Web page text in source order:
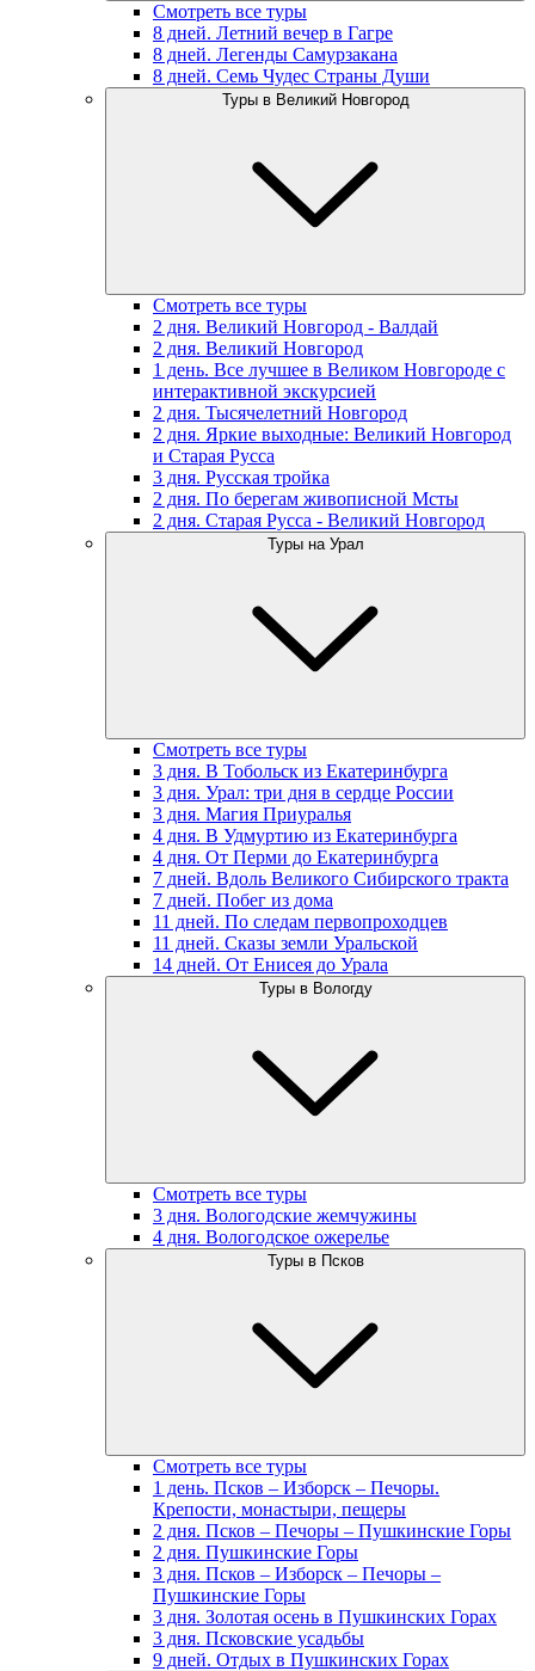
Смотреть все туры
8 дней. Летний вечер в Гагре
8 дней. Легенды Самурзакана
8 дней. Семь Чудес Страны Души
Туры в Великий Новгород
Смотреть все туры
2 дня. Великий Новгород - Валдай
2 дня. Великий Новгород
1 день. Все лучшее в Великом Новгороде с
интерактивной экскурсией
2 дня. Тысячелетний Новгород
2 дня. Яркие выходные: Великий Новгород
и Старая Русса
3 дня. Русская тройка
2 дня. По берегам живописной Мсты
2 дня. Старая Русса - Великий Новгород
Туры на Урал
Смотреть все туры
3 дня. В Тобольск из Екатеринбурга
3 дня. Урал: три дня в сердце России
3 дня. Магия Приуралья
4 дня. В Удмуртию из Екатеринбурга
4 дня. От Перми до Екатеринбурга
7 дней. Вдоль Великого Сибирского тракта
7 дней. Побег из дома
11 дней. По следам первопроходцев
11 дней. Сказы земли Уральской
14 дней. От Енисея до Урала
Туры в Вологду
Смотреть все туры
3 дня. Вологодские жемчужины
4 дня. Вологодское ожерелье
Туры в Псков
Смотреть все туры
1 день. Псков – Изборск – Печоры.
Крепости, монастыри, пещеры
2 дня. Псков – Печоры – Пушкинские Горы
2 дня. Пушкинские Горы
3 дня. Псков – Изборск – Печоры –
Пушкинские Горы
3 дня. Золотая осень в Пушкинских Горах
3 дня. Псковские усадьбы
9 дней. Отдых в Пушкинских Горах